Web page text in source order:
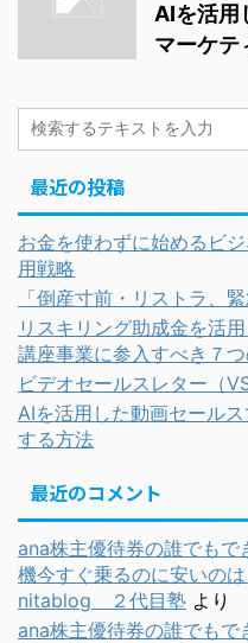
AIを活用
マーケテ
最近の投稿
お金を使わずに始めるビ
用戦略
「倒産寸前・リストラ、
リスキリング助成金を活
講座事業に参入すべき７
ビデオセールスレター（
AIを活用した動画セール
する方法
最近のコメント
ana株主優待券の誰でも
機今すぐ乗るのに安いの
nitablog ２代目塾 より
ana株主優待券の誰でも